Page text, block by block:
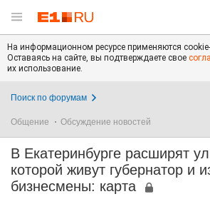
На информационном ресурсе применяются
Оставаясь на сайте, вы подтверждаете свое
их использование.
Поиск по форумам
Общение Обсуждение новостей
В Екатеринбурге расширят
которой живут губернатор и
бизнесмены: карта